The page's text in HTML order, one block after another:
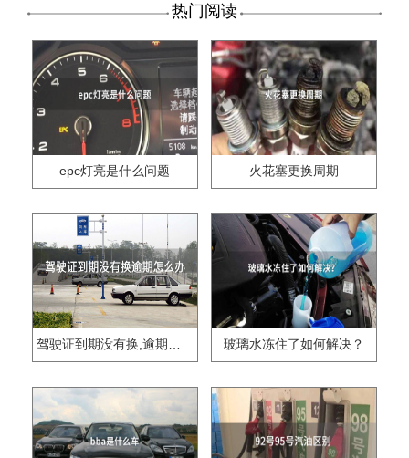
热门阅读
epc灯亮是什么问题 火花塞更换周期
驾驶证到期没有换,逾期怎么办?? 玻璃水冻住了如何解决？